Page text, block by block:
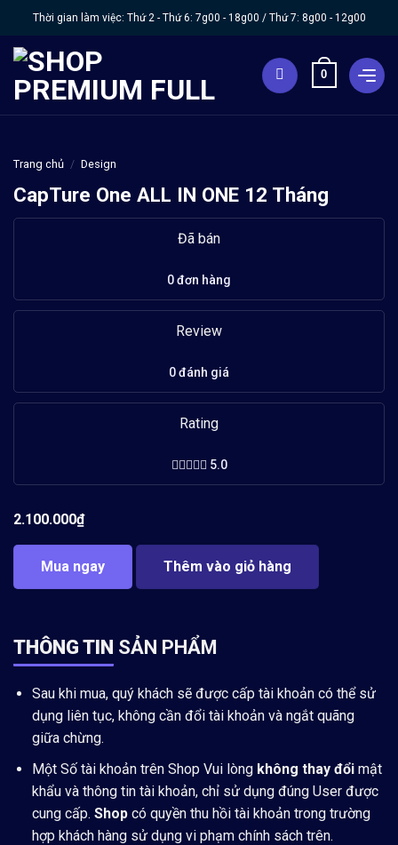
Chuyển
nội
dung
Thời gian làm việc: Thứ 2 - Thứ 6: 7g00 - 18g00 / Thứ 7: 8g00 - 12g00
0
Trang chủ / Design
CapTure One ALL IN ONE 12 Tháng
Đã bán
0 đơn hàng
Review
0 đánh giá
Rating
5.0
2.100.000₫
Mua ngay Thêm vào giỏ hàng
THÔNG TIN SẢN PHẨM
Sau khi mua, quý khách sẽ được cấp tài khoản có thể sử
dụng liên tục, không cần đổi tài khoản và ngắt quãng
giữa chừng.
Một Số tài khoản trên Shop Vui lòng không thay đổimật
khẩu và thông tin tài khoản, chỉ sử dụng đúng User được
cung cấp. Shopcó quyền thu hồi tài khoản trong trường
hợp khách hàng sử dụng vi phạm chính sách trên.